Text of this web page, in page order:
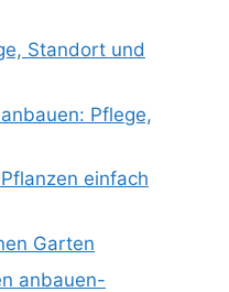
Standort und
Pflege,
einfach
Garten
anbauen-